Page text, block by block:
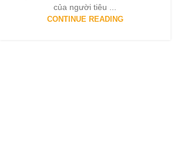
của người tiêu ...
CONTINUE READING